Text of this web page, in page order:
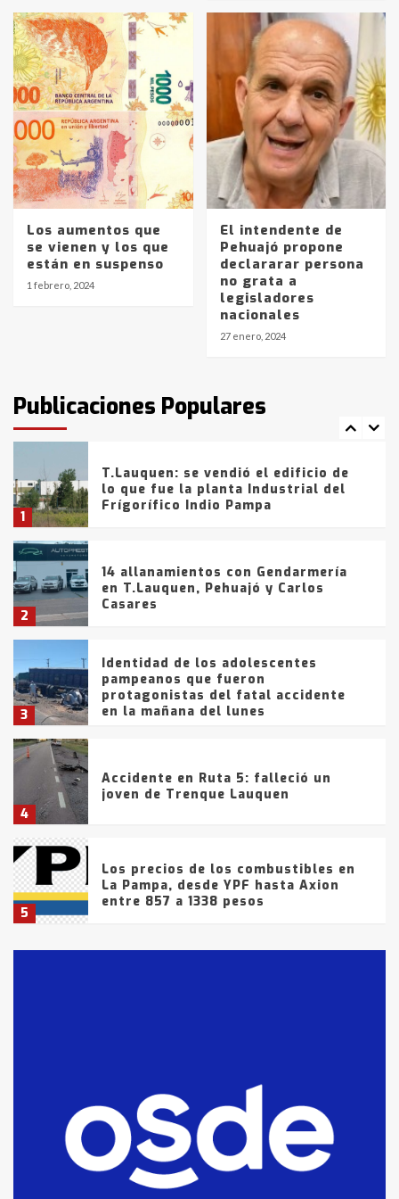
Los aumentos que
se vienen y los que
están en suspenso
1 febrero, 2024
El intendente de
Pehuajó propone
declararar persona
no grata a
legisladores
nacionales
27 enero, 2024
Publicaciones Populares
3
en la mañana del lunes
4
Accidente en Ruta 5: falleció un
joven de Trenque Lauquen
Los precios de los combustibles en
La Pampa, desde YPF hasta Axion
entre 857 a 1338 pesos
La Bolsa de Cereales de Bahía
Blanca anticipa que Agosto vendrá
con lluvias y heladas, en gran parte
fueron detenidos por
comercialización de drogas en la
tarde del sábado
1
T.Lauquen: se vendió el edificio de
lo que fue la planta Industrial del
Frígorífico Indio Pampa
2
14 allanamientos con Gendarmería
en T.Lauquen, Pehuajó y Carlos
Casares
3
Identidad de los adolescentes
pampeanos que fueron
protagonistas del fatal accidente
en la mañana del lunes
4
Accidente en Ruta 5: falleció un
joven de Trenque Lauquen
5
Los precios de los combustibles en
La Pampa, desde YPF hasta Axion
entre 857 a 1338 pesos
fueron detenidos por
comercialización de drogas en la
tarde del sábado
T.Lauquen: se vendió el edificio de
lo que fue la planta Industrial del